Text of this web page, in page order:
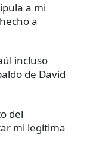
a mi
a
incluso
de David
del
mi legítima